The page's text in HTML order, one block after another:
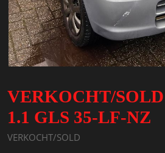
VERKOCHT/
1.1 GLS 35-LF-NZ
VERKOCHT/SOLD